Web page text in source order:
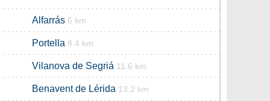
Alfarrás 6 km
Portella 8.4 km
Vilanova de Segriá 11.6 km
Benavent de Lérida 13.2 km